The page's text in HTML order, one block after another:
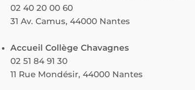
02 40 20 00 60
31 Av. Camus, 44000 Nantes
Accueil Collège Chavagnes
02 51 84 91 30
11 Rue Mondésir, 44000 Nantes